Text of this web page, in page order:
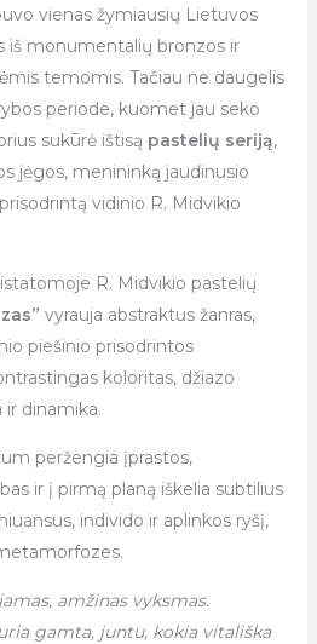
vienas žymiausių Lietuvos
iš monumentalių bronzos ir
temomis. Tačiau ne daugelis
periode, kuomet jau seko
sukūrė ištisą pastelių seriją,
jėgos, menininką jaudinusio
vidinio R. Midvikio
R. Midvikio pastelių
vyrauja abstraktus žanras,
piešinio prisodrintos
koloritas, džiazo
dinamika.
peržengia įprastos,
ir į pirmą planą iškelia subtilius
individo ir aplinkos ryšį,
amžinas vyksmas.
gamta, juntu, kokia vitališka